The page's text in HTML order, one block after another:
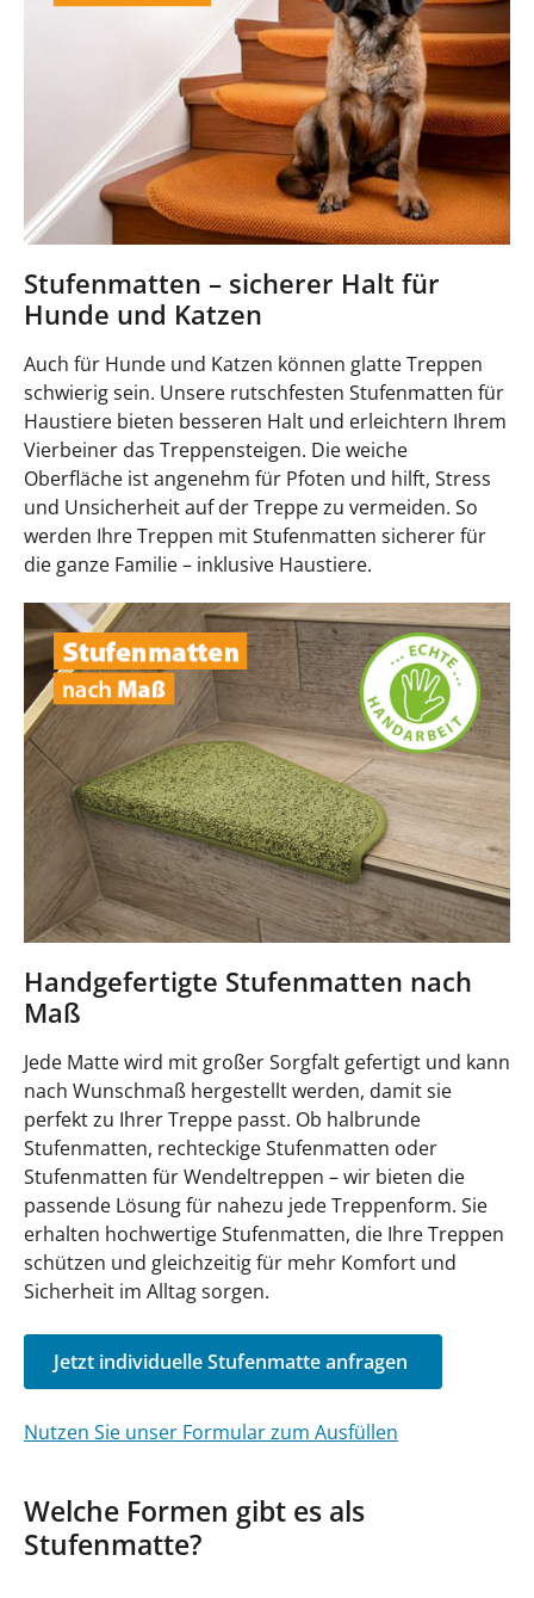
Stufenmatten – sicherer Halt für
Hunde und Katzen
Auch für Hunde und Katzen können glatte Treppen
schwierig sein. Unsere rutschfesten Stufenmatten für
Haustiere bieten besseren Halt und erleichtern Ihrem
Vierbeiner das Treppensteigen. Die weiche
Oberfläche ist angenehm für Pfoten und hilft, Stress
und Unsicherheit auf der Treppe zu vermeiden. So
werden Ihre Treppen mit Stufenmatten sicherer für
die ganze Familie – inklusive Haustiere.
Handgefertigte Stufenmatten nach
Maß
Jede Matte wird mit großer Sorgfalt gefertigt und kann
nach Wunschmaß hergestellt werden, damit sie
perfekt zu Ihrer Treppe passt. Ob halbrunde
Stufenmatten, rechteckige Stufenmatten oder
Stufenmatten für Wendeltreppen – wir bieten die
passende Lösung für nahezu jede Treppenform. Sie
erhalten hochwertige Stufenmatten, die Ihre Treppen
schützen und gleichzeitig für mehr Komfort und
Sicherheit im Alltag sorgen.
Jetzt individuelle Stufenmatte anfragen
Nutzen Sie unser Formular zum Ausfüllen
Welche Formen gibt es als
Stufenmatte?